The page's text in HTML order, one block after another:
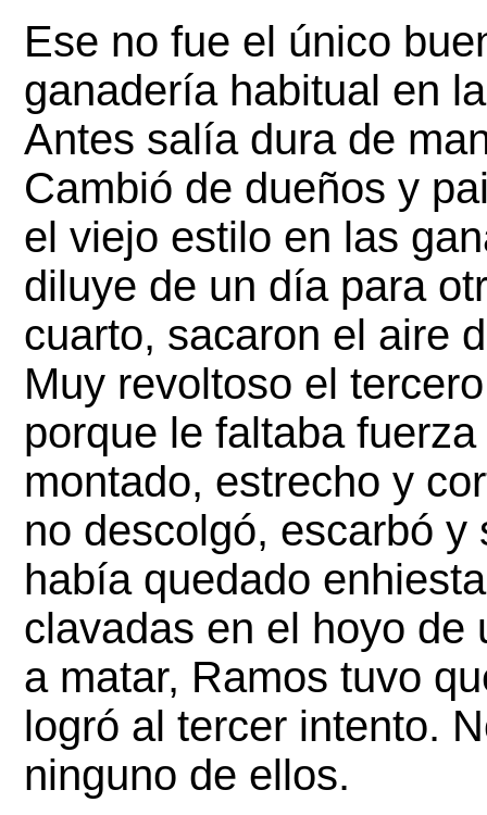
Ese no fue el único
ganadería habitual en
Antes salía dura de
Cambió de dueños y
el viejo estilo en las
diluye de un día para
cuarto, sacaron el aire
Muy revoltoso el
porque le faltaba
montado, estrecho y
no descolgó, escarbó
había quedado
clavadas en el hoyo de
a matar, Ramos tuvo
logró al tercer intento.
ninguno de ellos.